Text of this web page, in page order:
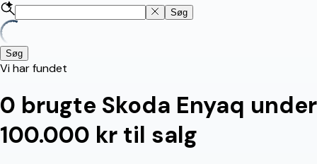
Søg
Søg
Vi har fundet
0 brugte Skoda Enyaq under
100.000 kr til salg